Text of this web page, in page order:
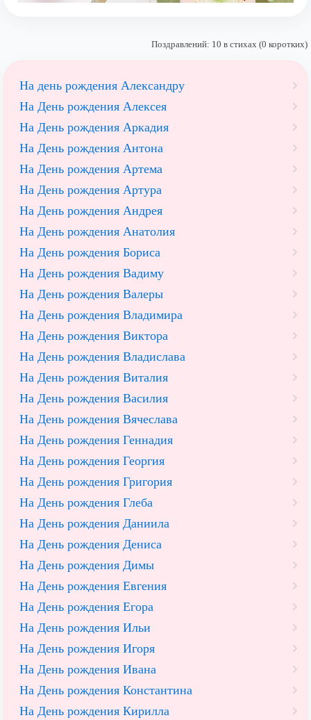
Поздравлений: 10 в стихах (0 коротких)
На день рождения Александру
На День рождения Алексея
На День рождения Аркадия
На День рождения Антона
На День рождения Артема
На День рождения Артура
На День рождения Андрея
На День рождения Анатолия
На День рождения Бориса
На День рождения Вадиму
На День рождения Валеры
На День рождения Владимира
На День рождения Виктора
На День рождения Владислава
На День рождения Виталия
На День рождения Василия
На День рождения Вячеслава
На День рождения Геннадия
На День рождения Георгия
На День рождения Григория
На День рождения Глеба
На День рождения Даниила
На День рождения Дениса
На День рождения Димы
На День рождения Евгения
На День рождения Егора
На День рождения Ильи
На День рождения Игоря
На День рождения Ивана
На День рождения Константина
На День рождения Кирилла